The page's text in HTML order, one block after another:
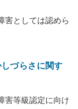
害としては認めら
づらさに関す
害等級認定に向け